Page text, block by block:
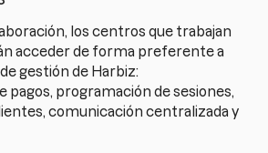
los centros que trabajan
acceder de forma preferente a
gestión de Harbiz:
pagos, programación de sesiones,
comunicación centralizada y